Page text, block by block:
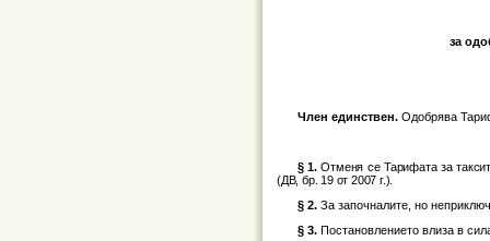
за
Член единствен. Одобрява
§ 1.Отменя се Тарифата за
(ДВ, бр. 19 от 2007 г.).
§ 2. За започналите, но
§ 3. Постановлението влиза в